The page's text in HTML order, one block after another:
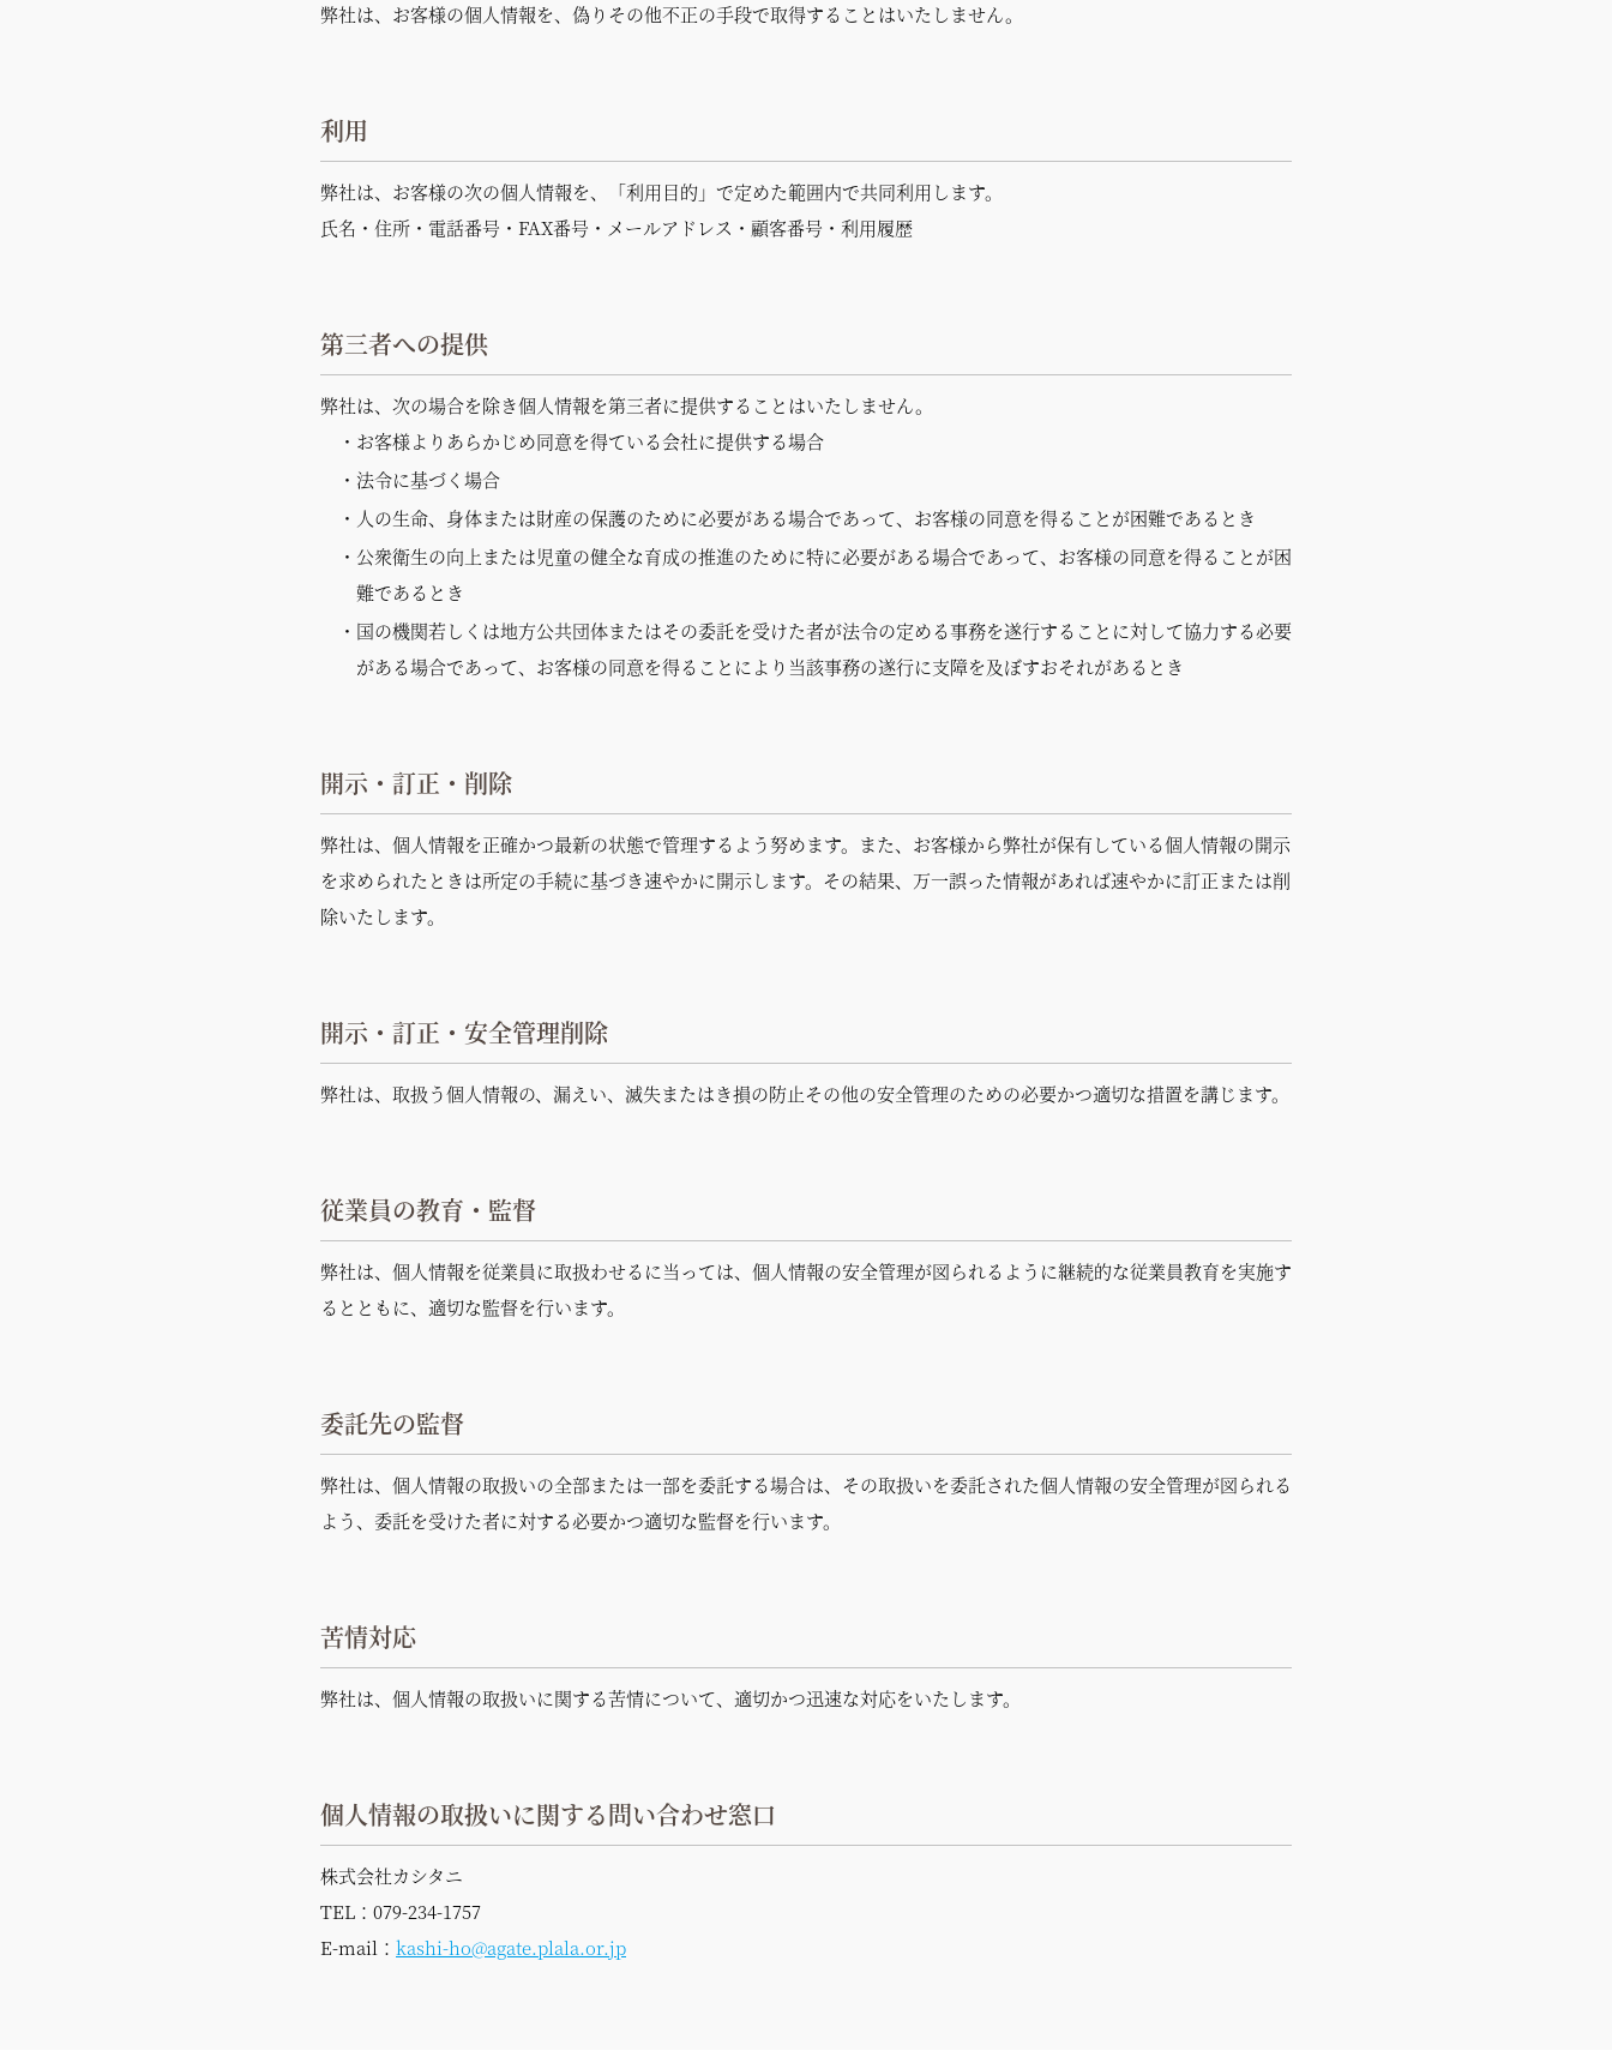
弊社は、お客様の個人情報を、偽りその他不正の手段で取得することはいたしません。
利用
弊社は、お客様の次の個人情報を、「利用目的」で定めた範囲内で共同利用します。
氏名・住所・電話番号・FAX番号・ メールアドレス・ 顧客番号・利用履歴
第三者への提供
弊社は、次の場合を除き個人情報を第三者に提供することはいたしません。
・お客様よりあらかじめ同意を得ている会社に提供する場合
・法令に基づく場合
・人の生命、身体または財産の保護のために必要がある場合であって、お客様の同意を得ることが困難であるとき
・公衆衛生の向上または児童の健全な育成の推進のために特に必要がある場合であって、お客様の同意を得ることが困
難であるとき
・国の機関若しくは地方公共団体またはその委託を受けた者が法令の定める事務を遂行することに対して協力する必要
がある場合であって、お客様の同意を得ることにより当該事務の遂行に支障を及ぼすおそれがあるとき
開示・訂正・削除
弊社は、個人情報を正確かつ最新の状態で管理するよう努めます。また、お客様から弊社が保有している個人情報の開示
を求められたときは所定の手続に基づき速やかに開示します。その結果、万一誤った情報があれば速やかに訂正または削
除いたします。
開示・訂正・安全管理削除
弊社は、取扱う個人情報の、漏えい、滅失またはき損の防止その他の安全管理のための必要かつ適切な措置を講じます。
従業員の教育・監督
弊社は、個人情報を従業員に取扱わせるに当っては、個人情報の安全管理が図られるように継続的な従業員教育を実施す
るとともに、適切な監督を行います。
委託先の監督
弊社は、個人情報の取扱いの全部または一部を委託する場合は、その取扱いを委託された個人情報の安全管理が図られる
よう、委託を受けた者に対する必要かつ適切な監督を行います。
苦情対応
弊社は、個人情報の取扱いに関する苦情について、適切かつ迅速な対応をいたします。
個人情報の取扱いに関する問い合わせ窓口
株式会社カシタニ
TEL：079-234-1757
E-mail： kashi-ho@agate.plala.or.jp